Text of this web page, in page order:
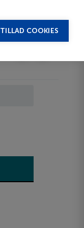
TILLAD COOKIES